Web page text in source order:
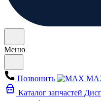
Меню
Позвонить
Каталог запчастей